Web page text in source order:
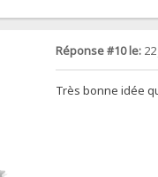
Réponse #10 le:22
Très bonne idée